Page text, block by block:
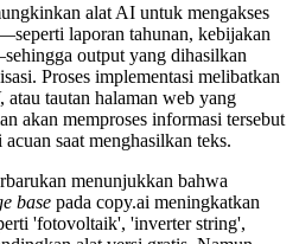
alat AI untuk mengakses
laporan tahunan, kebijakan
output yang dihasilkan
Proses implementasi melibatkan
tautan halaman web yang
akan memproses informasi tersebut
saat menghasilkan teks.
menunjukkan bahwa
base pada copy.ai meningkatkan
'fotovoltaik', 'inverter string',